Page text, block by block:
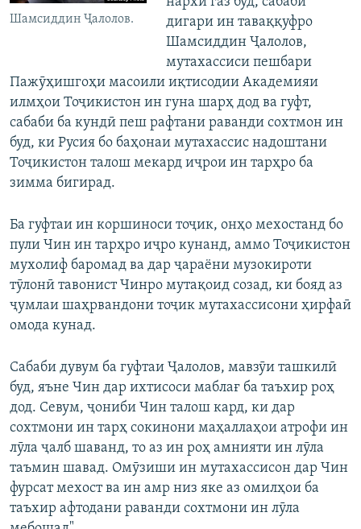
Шамсиддин Ҷалолов.
дигари ин таваққуфро
Шамсиддин Ҷалолов,
мутахассиси пешбари
Пажӯҳишгоҳи масоили иқтисодии Академияи
илмҳои Тоҷикистон ин гуна шарҳ дод ва гуфт,
сабаби ба кундӣ пеш рафтани раванди сохтмон ин
буд, ки Русия бо баҳонаи мутахассис надоштани
Тоҷикистон талош мекард иҷрои ин тарҳро ба
зимма бигирад.
Ба гуфтаи ин коршиноси тоҷик, онҳо мехостанд бо
пули Чин ин тарҳро иҷро кунанд, аммо Тоҷикистон
мухолиф баромад ва дар ҷараёни музокироти
тӯлонӣ тавонист Чинро мутақоид созад, ки бояд аз
ҷумлаи шаҳрвандони тоҷик мутахассисони ҳирфаӣ
омода кунад.
Сабаби дувум ба гуфтаи Ҷалолов, мавзӯи ташкилӣ
буд, яъне Чин дар ихтисоси маблағ ба таъхир роҳ
дод. Севум, ҷониби Чин талош кард, ки дар
сохтмони ин тарҳ сокинони маҳаллаҳои атрофи ин
лӯла ҷалб шаванд, то аз ин роҳ амнияти ин лӯла
таъмин шавад. Омӯзиши ин мутахассисон дар Чин
фурсат мехост ва ин амр низ яке аз омилҳои ба
таъхир афтодани раванди сохтмони ин лӯла